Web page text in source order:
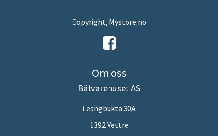
Copyright, Mystore.no
Om oss
Båtvarehuset AS
Leangbukta 30A
1392 Vettre